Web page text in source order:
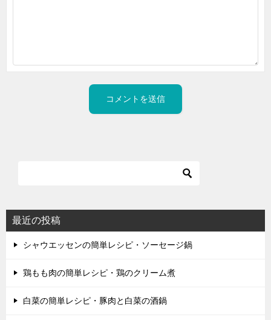
最近の投稿
シャウエッセンの簡単レシピ・ソーセージ鍋
鶏もも肉の簡単レシピ・鶏のクリーム煮
白菜の簡単レシピ・豚肉と白菜の酒鍋